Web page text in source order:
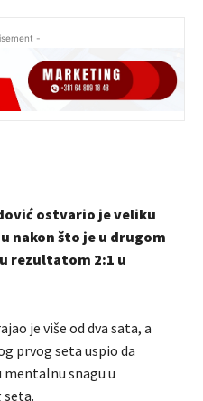
-
ostvario je veliku
nakon što je u drugom
rezultatom 2:1 u
je više od dva sata, a
prvog seta uspio da
mentalnu snagu u